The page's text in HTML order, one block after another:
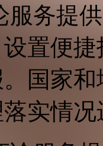
服务提
置便
国家
实情